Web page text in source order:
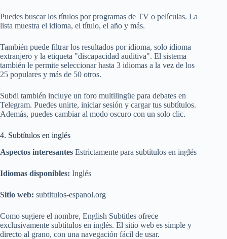
Puedes buscar los títulos por programas de TV o películas. La
lista muestra el idioma, el título, el año y más.
También puede filtrar los resultados por idioma, solo idioma
extranjero y la etiqueta "discapacidad auditiva". El sistema
también le permite seleccionar hasta 3 idiomas a la vez de los
25 populares y más de 50 otros.
Subdl también incluye un foro multilingüe para debates en
Telegram. Puedes unirte, iniciar sesión y cargar tus subtítulos.
Además, puedes cambiar al modo oscuro con un solo clic.
4. Subtítulos en inglés
Aspectos interesantes Estrictamente para subtítulos en inglés
Idiomas disponibles: Inglés
Sitio web: subtitulos-espanol.org
Como sugiere el nombre, English Subtitles ofrece
exclusivamente subtítulos en inglés. El sitio web es simple y
directo al grano, con una navegación fácil de usar.